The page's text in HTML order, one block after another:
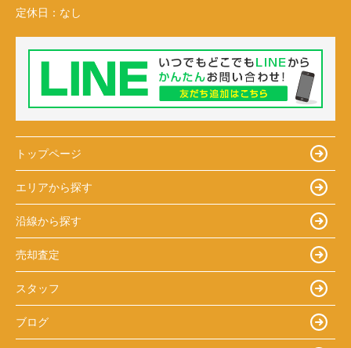
定休日： なし
トップページ
エリアから探す
沿線から探す
売却査定
スタッフ
ブログ